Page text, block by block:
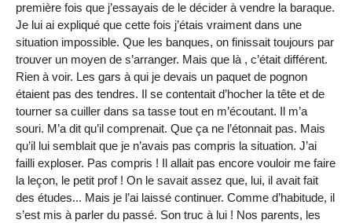
première fois que j’essayais de le décider à vendre la baraque.
Je lui ai expliqué que cette fois j’étais vraiment dans une
situation impossible. Que les banques, on finissait toujours par
trouver un moyen de s’arranger. Mais que là , c’était différent.
Rien à voir. Les gars à qui je devais un paquet de pognon
étaient pas des tendres. Il se contentait d’hocher la tête et de
tourner sa cuiller dans sa tasse tout en m’écoutant. Il m’a
souri. M’a dit qu’il comprenait. Que ça ne l’étonnait pas. Mais
qu’il lui semblait que je n’avais pas compris la situation. J’ai
failli exploser. Pas compris ! Il allait pas encore vouloir me faire
la leçon, le petit prof ! On le savait assez que, lui, il avait fait
des études... Mais je l’ai laissé continuer. Comme d’habitude, il
s’est mis à parler du passé. Son truc à lui ! Nos parents, les